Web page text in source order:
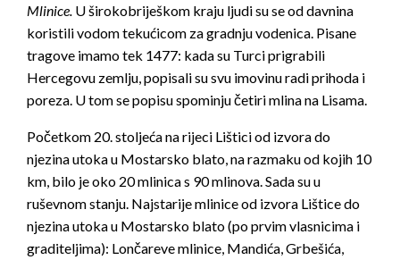
Mlinice. U širokobriješkom kraju ljudi su se od davnina
koristili vodom tekućicom za gradnju vodenica. Pisane
tragove imamo tek 1477: kada su Turci prigrabili
Hercegovu zemlju, popisali su svu imovinu radi prihoda i
poreza. U tom se popisu spominju četiri mlina na Lisama.
Početkom 20. stoljeća na rijeci Lištici od izvora do
njezina utoka u Mostarsko blato, na razmaku od kojih 10
km, bilo je oko 20 mlinica s 90 mlinova. Sada su u
ruševnom stanju. Najstarije mlinice od izvora Lištice do
njezina utoka u Mostarsko blato (po prvim vlasnicima i
graditeljima): Lončareve mlinice, Mandića, Grbešića,